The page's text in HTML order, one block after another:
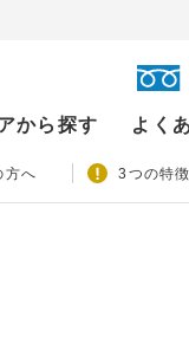
から探す よく
方へ 3つの特徴